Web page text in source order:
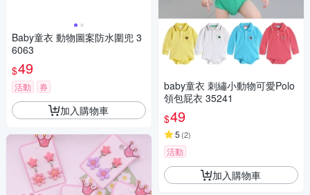
Baby童衣 動物圖案防水圍兜 3
6063
$49
活動 券
加入購物車
baby童衣 刺繡小動物可愛Polo
領包屁衣 35241
$49
5 (2)
活動
加入購物車